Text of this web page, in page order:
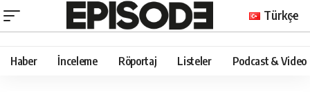
Türkçe
Haber İnceleme Röportaj Listeler Podcast & Video